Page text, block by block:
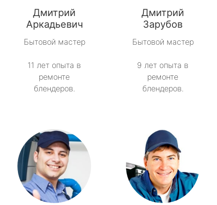
Дмитрий
Аркадьевич
Бытовой мастер
11 лет опыта в
ремонте
блендеров.
Дмитрий
Зарубов
Бытовой мастер
9 лет опыта в
ремонте
блендеров.